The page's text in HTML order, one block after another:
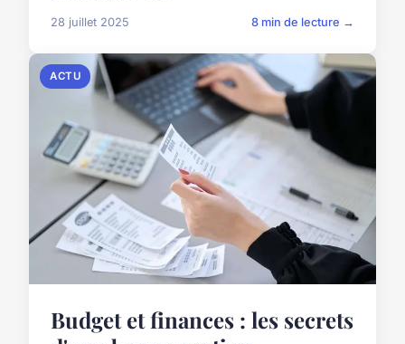
28 juillet 2025 8 min de lecture →
ACTU
Budget et finances : les secrets